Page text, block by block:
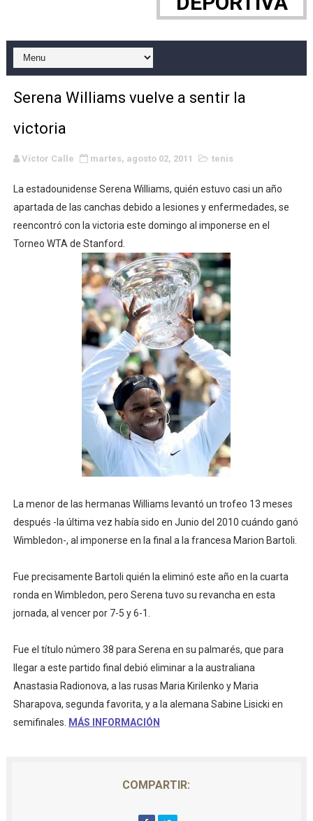
WWE NXT - Myles Borne y Tavion Heights ponen fin
Canadian Football League 2026 - Week 10
EFA y AFLE 2026 - Regular season
Mundial de lacrosse femenino 2026 (Tokio, Japón) -
Máxima celebración en el último Impact! con Jason
Mundial de esgrima 2026 (Hong Kong) - La
Raquel Rodriguez es la nueva monarca
Athletes Unlimited Softball League 2026 - Las Utah
Mundial de piragüismo slalom 2026 (Oklahoma City,
Tour de Francia masculino 2026 - Tadej Pogacar
Mundial de Fórmula 1 2026 - Lando Norris consigue
Campeonato de Europa en aguas abiertas 2026
Serena Williams vuelve a sentir la
victoria
Víctor Calle martes, agosto 02, 2011 tenis
La estadounidense Serena Williams, quién estuvo casi un año
apartada de las canchas debido a lesiones y enfermedades, se
reencontró con la victoria este domingo al imponerse en el
Torneo WTA de Stanford.
La menor de las hermanas Williams levantó un trofeo 13 meses
después -la última vez había sido en Junio del 2010 cuándo ganó
Wimbledon-, al imponerse en la final a la francesa Marion Bartoli.
Fue precisamente Bartoli quién la eliminó este año en la cuarta
ronda en Wimbledon, pero Serena tuvo su revancha en esta
jornada, al vencer por 7-5 y 6-1.
Fue el título número 38 para Serena en su palmarés, que para
llegar a este partido final debió eliminar a la australiana
Anastasia Radionova, a las rusas Maria Kirilenko y Maria
Sharapova, segunda favorita, y a la alemana Sabine Lisicki en
semifinales.
MÁS INFORMACIÓN
COMPARTIR: